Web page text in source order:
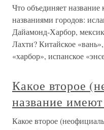
Что объединяет название
названиями городов:
Дайамонд-Харбор,
Лахти? Китайское
«харбор», испанское
Какое второе
название
Какое второе